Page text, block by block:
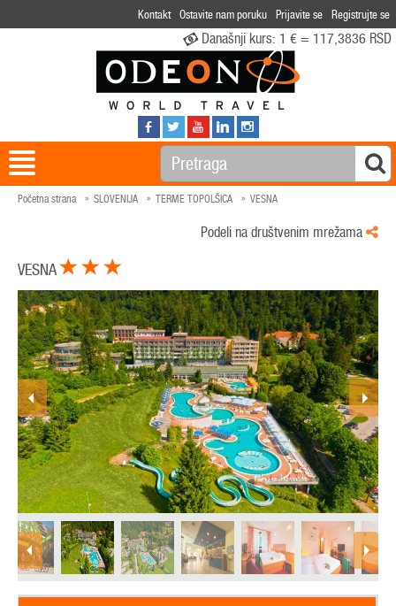
Kontakt Ostavite nam poruku Prijavite se Registrujte se
Današnji kurs: 1 € = 117,3836 RSD
Početna strana SLOVENIJA TERME TOPOLŠICA VESNA
Podeli na društvenim mrežama
VESNA